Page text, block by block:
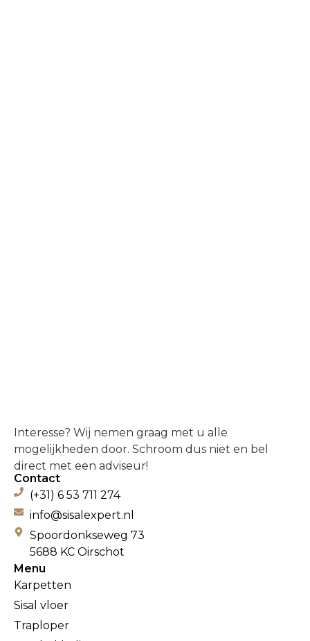
Interesse? Wij nemen graag met u alle
mogelijkheden door. Schroom dus niet en bel
direct met een adviseur!
Menu
Karpetten
Sisal vloer
Traploper
Contact
(+31) 6 53 711 274
info@sisalexpert.nl
Spoordonkseweg 73
5688 KC Oirschot